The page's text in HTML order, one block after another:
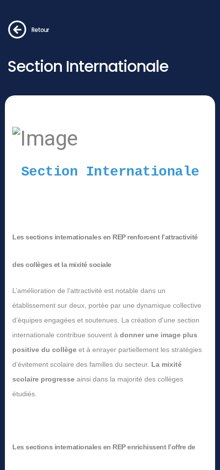
Retour
Section Internationale
Section Internationale
Les sections internationales en REP renforcent l’attractivité
des collèges et la mixité sociale
L’amélioration de l’attractivité est notable dans un
établissement sur deux, portée par une dynamique collective
d’équipes engagées et soutenues. La création d'une section
internationale contribue souvent à donner une image plus
positive du collège et à enrayer partiellement les stratégies
d’évitement scolaire des familles du secteur. La mixité
scolaire progresse ainsi dans la majorité des collèges
étudiés.
Les sections internationales en REP enrichissent l’offre de